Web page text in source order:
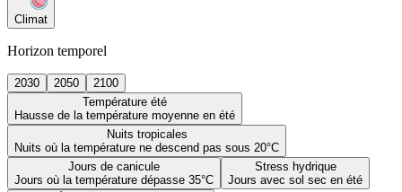
Climat
Horizon temporel
2030 2050
2100
Température été
Hausse de la température moyenne en été
Nuits tropicales
Nuits où la température ne descend pas sous 20°C
Jours de canicule
Jours où la température dépasse 35°C
Stress hydrique
Jours avec sol sec en été